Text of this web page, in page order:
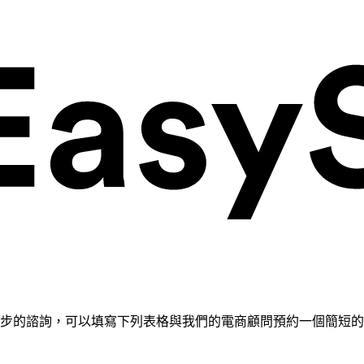
的諮詢，可以填寫下列表格與我們的電商顧問預約一個簡短